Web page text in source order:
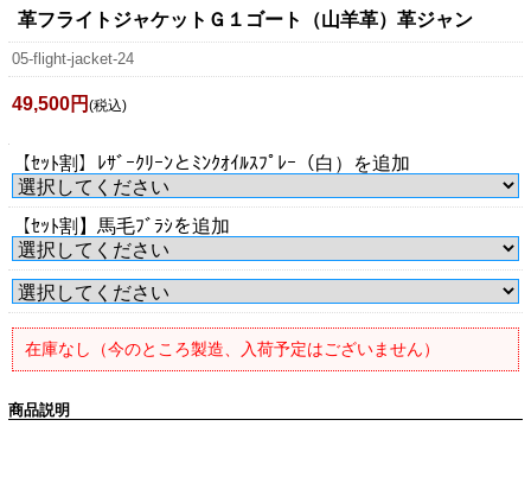
革フライトジャケットＧ１ゴート（山羊革）革ジャン
05-flight-jacket-24
49,500円 (税込)
【ｾｯﾄ割】ﾚｻﾞｰｸﾘｰﾝとﾐﾝｸｵｲﾙｽﾌﾟﾚｰ（白）を追加
【ｾｯﾄ割】馬毛ﾌﾞﾗｼを追加
在庫なし（今のところ製造、入荷予定はございません）
商品説明